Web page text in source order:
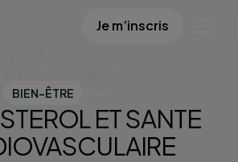
Je m’inscris
BIEN-ÊTRE
ET SANTE